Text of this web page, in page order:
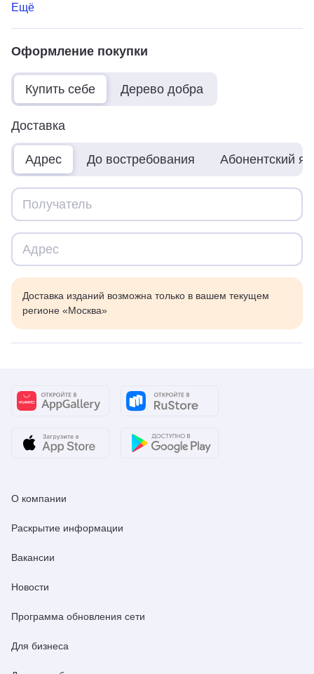
Ещё
Оформление покупки
Купить себе Дерево добра
Доставка
Адрес До востребования Абонентский
Доставка изданий возможна только в вашем текущем
регионе «Москва»
О компании
Раскрытие информации
Вакансии
Новости
Программа обновления сети
Для бизнеса